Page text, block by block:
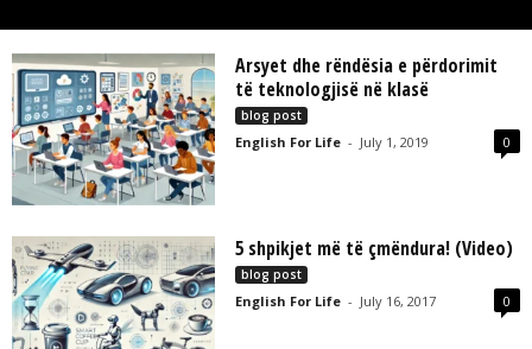
L
Arsyet dhe rëndësia e përdorimit
të teknologjisë në klasë
blog post
English For Life - July 1, 2019 0
5 shpikjet më të çmëndura! (Video)
blog post
English For Life - July 16, 2017 0